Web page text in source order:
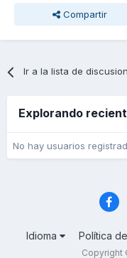
Compartir
Ir a la lista de
Explorando
No hay usuarios
Idioma Política
Copyright